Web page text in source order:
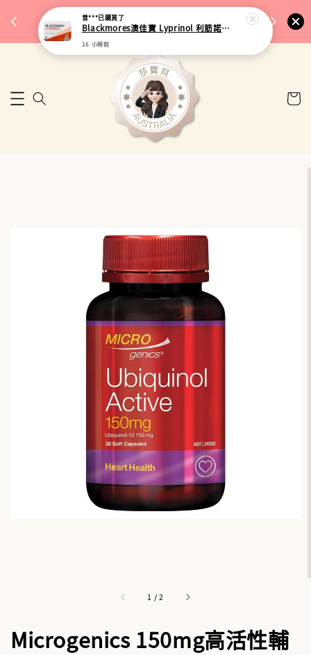
🎉 77購物節｜保健品滿額最低 91 折
來去逛逛
🚚 台
1 /2
Microgenics 150mg高活性輔
曾***已購買了
Blackmores澳佳寶 Lyprinol 利筋諾風濕關節膠囊 100粒
16 小時前